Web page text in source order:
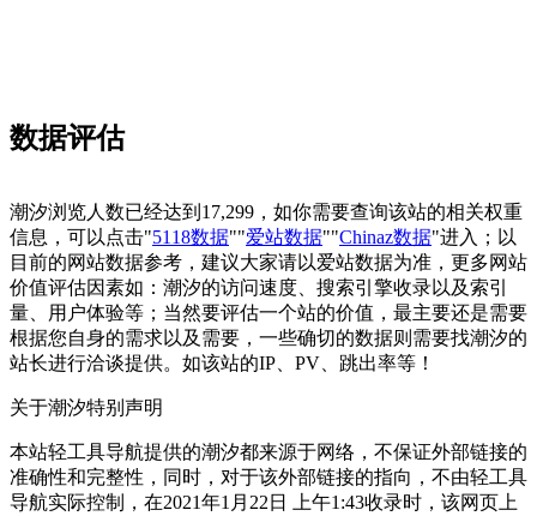
数据评估
潮汐浏览人数已经达到17,299，如你需要查询该站的相关权重
信息，可以点击"5118数据""爱站数据""Chinaz数据"进入；以
目前的网站数据参考，建议大家请以爱站数据为准，更多网站
价值评估因素如：潮汐的访问速度、搜索引擎收录以及索引
量、用户体验等；当然要评估一个站的价值，最主要还是需要
根据您自身的需求以及需要，一些确切的数据则需要找潮汐的
站长进行洽谈提供。如该站的IP、PV、跳出率等！
关于潮汐特别声明
本站轻工具导航提供的潮汐都来源于网络，不保证外部链接的
准确性和完整性，同时，对于该外部链接的指向，不由轻工具
导航实际控制，在2021年1月22日 上午1:43收录时，该网页上